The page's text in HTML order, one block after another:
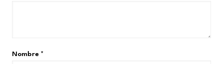
Nombre *